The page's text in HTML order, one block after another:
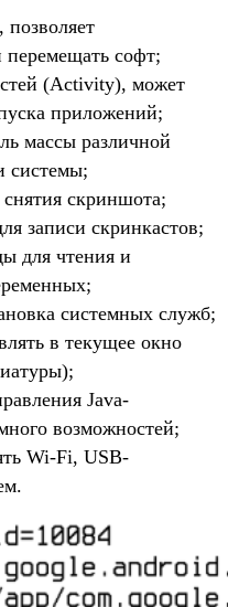
перемещать софт;
(Activity), может
приложений;
массы различной
системы;
скриншота;
записи скринкастов;
для чтения и
системных служб;
в текущее окно
Java-
возможностей;
Wi-Fi, USB-